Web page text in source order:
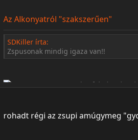
Az Alkonyatról "szakszerűen"
SDKiller írta:
Zspusonak mindig igaza van!!
rohadt régi az zsupi amúgymeg